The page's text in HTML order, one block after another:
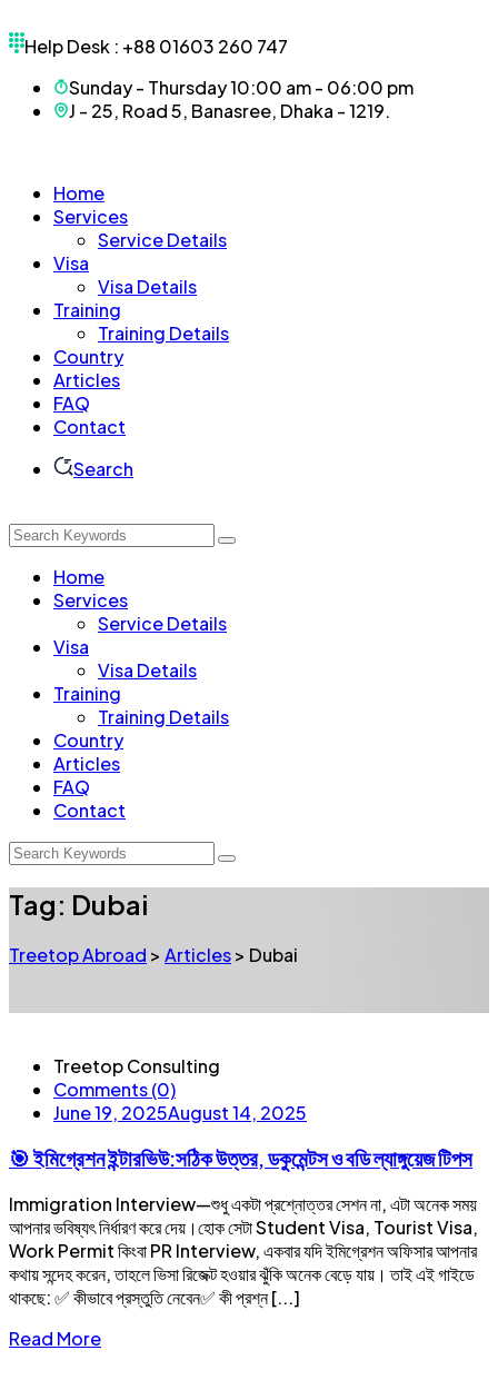
Help Desk : +88 01603 260 747
Sunday - Thursday 10:00 am - 06:00 pm
J - 25, Road 5, Banasree, Dhaka - 1219.
Home
Services
Service Details
Visa
Visa Details
Training
Training Details
Country
Articles
FAQ
Contact
Search
Home
Services
Service Details
Visa
Visa Details
Training
Training Details
Country
Articles
FAQ
Contact
Tag: Dubai
Treetop Abroad > Articles> Dubai
Treetop Consulting
Comments (0)
June 19, 2025August 14, 2025
🎯 ইমিগ্রেশন ইন্টারভিউ:সঠিক উত্তর, ডকুমেন্টস ও বডি ল্যাঙ্গুয়েজ টিপস
Immigration Interview—শুধু একটা প্রশ্নোত্তর সেশন না, এটা অনেক সময়
আপনার ভবিষ্যৎ নির্ধারণ করে দেয়।হোক সেটা Student Visa, Tourist Visa,
Work Permit কিংবা PR Interview, একবার যদি ইমিগ্রেশন অফিসার আপনার
কথায় সন্দেহ করেন, তাহলে ভিসা রিজেক্ট হওয়ার ঝুঁকি অনেক বেড়ে যায়। তাই এই গাইডে
থাকছে: ✅ কীভাবে প্রস্তুতি নেবেন✅ কী প্রশ্ন [...]
Read More